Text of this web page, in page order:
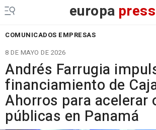
europa press
COMUNICADOS EMPRESAS
8 DE MAYO DE 2026
Andrés Farrugia
financiamiento de
Ahorros para acelerar
públicas en Panamá